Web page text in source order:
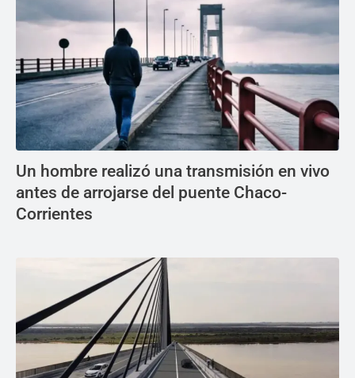
Un hombre realizó una transmisión en vivo
antes de arrojarse del puente Chaco-
Corrientes